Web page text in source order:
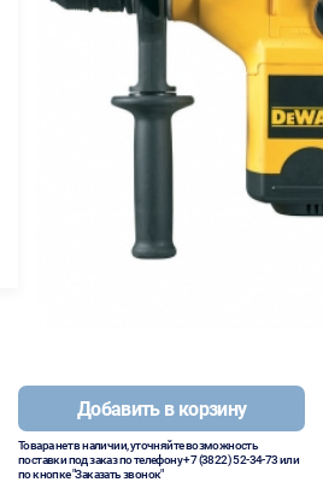
Добавить в корзину
Товара нет в наличии, уточняйте возможность
поставки под заказ по телефону+7 (3822) 52-34-73или
по кнопке "Заказать звонок"